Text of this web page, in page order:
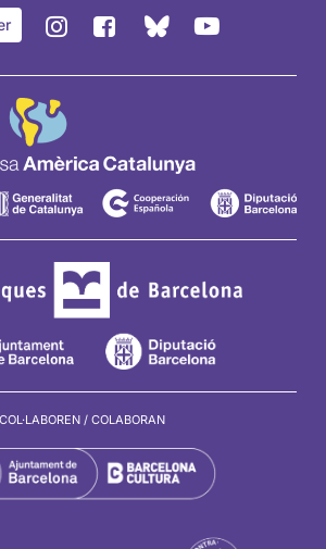
Instagram
de
Amèrica
Facebook
de
Amèrica
BlueSky
de
YouTube
de
Amèrica
COL·LABOREN / COLABORAN